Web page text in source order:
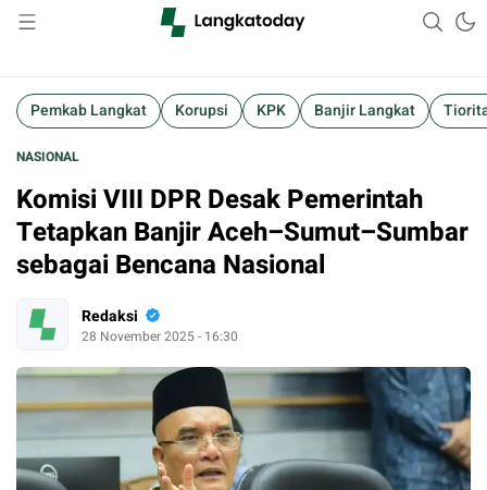
Langkatoday.com
Suara Lokal, Informasi Global
Pemkab Langkat Korupsi KPK Banjir Langkat
NASIONAL
Komisi VIII DPR Desak Pemerintah
Tetapkan Banjir Aceh–Sumut–Sumbar
sebagai Bencana Nasional
Redaksi
28 November 2025 - 16:30